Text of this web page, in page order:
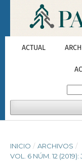
ACTUAL
INICIO / ARCHIVOS /
VOL. 6 NÚM. 12